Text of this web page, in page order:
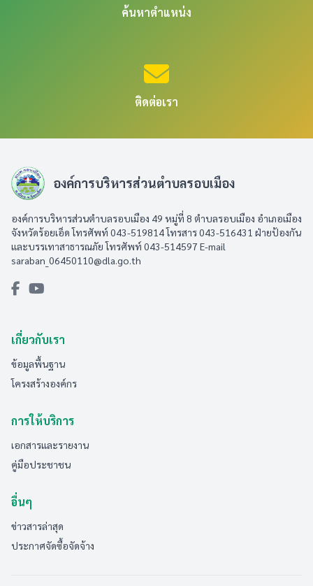
ค้นหาตำแหน่ง
ติดต่อเรา
องค์การบริหารส่วนตำบลรอบเมือง
องค์การบริหารส่วนตำบลรอบเมือง 49 หมู่ที่ 8 ตำบลรอบเมือง อำเภอเมือง
จังหวัดร้อยเอ็ด โทรศัพท์ 043-519814 โทรสาร 043-516431​ ฝ่ายป้องกัน
และบรรเทาสาธารณภัย โทรศัพท์ 043-514597 E-mail
saraban_06450110@dla.go.th
เกี่ยวกับเรา
ข้อมูลพื้นฐาน
โครงสร้างองค์กร
การให้บริการ
เอกสารและรายงาน
คู่มือประชาชน
อื่นๆ
ข่าวสารล่าสุด
ประกาศจัดซื้อจัดจ้าง